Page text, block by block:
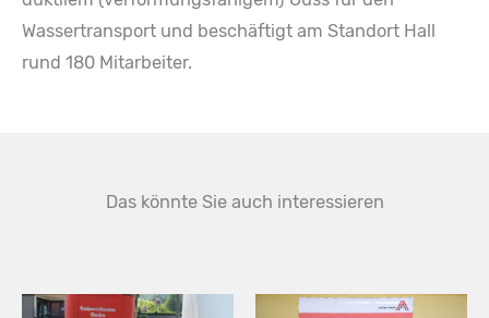
Wassertransport und beschäftigt am Standort Hall
rund 180 Mitarbeiter.
Das könnte Sie auch interessieren